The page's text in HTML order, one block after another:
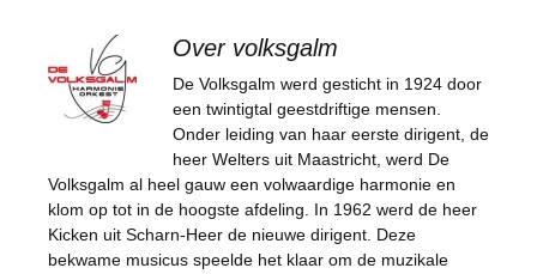
Over volksgalm
De Volksgalm werd gesticht in 1924 door
een twintigtal geestdriftige mensen.
Onder leiding van haar eerste dirigent, de
heer Welters uit Maastricht, werd De
Volksgalm al heel gauw een volwaardige harmonie en
klom op tot in de hoogste afdeling. In 1962 werd de heer
Kicken uit Scharn-Heer de nieuwe dirigent. Deze
bekwame musicus speelde het klaar om de muzikale